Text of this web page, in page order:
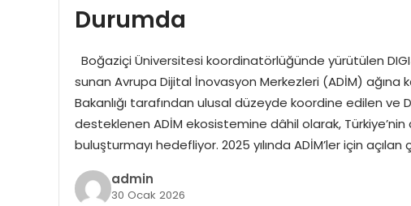
Durumda
Boğaziçi Üniversitesi koordinatörlüğünde yürütülen
sunan Avrupa Dijital İnovasyon Merkezleri (ADİM) ağına
Bakanlığı tarafından ulusal düzeyde koordine edilen ve
desteklenen ADİM ekosistemine dâhil olarak,
buluşturmayı hedefliyor. 2025 yılında ADİM’ler için
admin
30 Ocak 2026